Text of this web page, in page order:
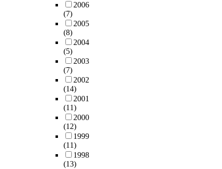
2006
(7)
2005
(8)
2004
(5)
2003
(7)
2002
(14)
2001
(11)
2000
(12)
1999
(11)
1998
(13)